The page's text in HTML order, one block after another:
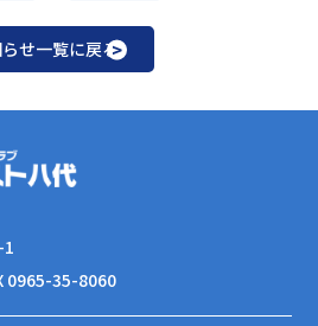
せ一覧に戻る
0965-35-8060